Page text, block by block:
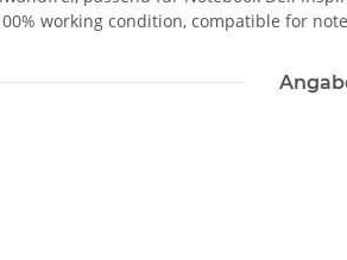
working condition, compatible for